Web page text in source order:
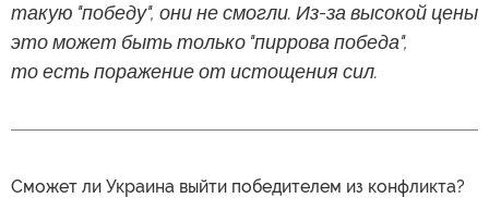
такую "победу", они не смогли. Из-за высокой цены
это может быть только "пиррова победа",
то есть поражение от истощения сил.
Сможет ли Украина выйти победителем из конфликта?